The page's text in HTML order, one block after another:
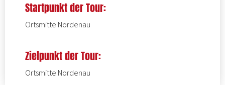
Startpunkt der Tour:
Ortsmitte Nordenau
Zielpunkt der Tour:
Ortsmitte Nordenau